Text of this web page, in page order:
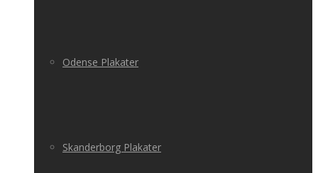
Odense Plakater
Skanderborg Plakater